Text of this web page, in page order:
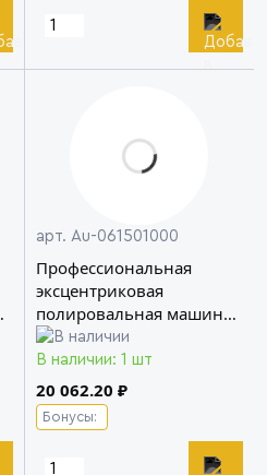
арт. Au-061501000
Профессиональная
эксцентриковая
полировальная машинка
B150 AuTech
В наличии: 1 шт
20 062.20 ₽
Бонусы: